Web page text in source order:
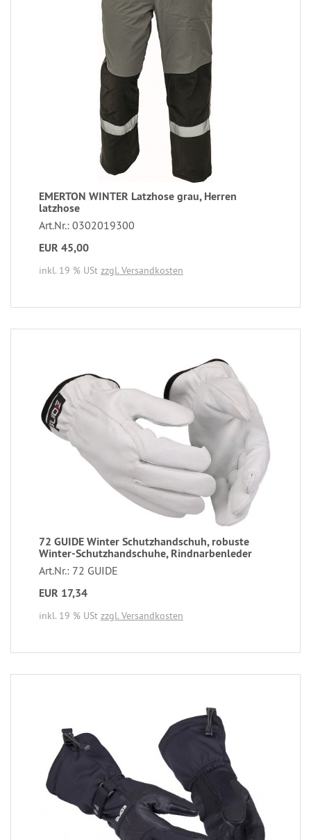
EMERTON WINTER Latzhose grau, Herren
latzhose
Art.Nr.: 0302019300
EUR 45,00
inkl. 19 % USt zzgl. Versandkosten
72 GUIDE Winter Schutzhandschuh, robuste
Winter-Schutzhandschuhe, Rindnarbenleder
Art.Nr.: 72 GUIDE
EUR 17,34
inkl. 19 % USt zzgl. Versandkosten